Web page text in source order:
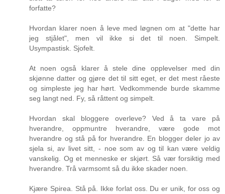
forfatte?
Hvordan klarer noen å leve med løgnen om at "dette har
jeg stjålet", men vil ikke si det til noen. Simpelt.
Usympastisk. Sjofelt.
At noen også klarer å stele dine opplevelser med din
skjønne datter og gjøre det til sitt eget, er det mest råeste
og simpleste jeg har hørt. Vedkommende burde skamme
seg langt ned. Fy, så råttent og simpelt.
Hvordan skal bloggere overleve? Ved å ta vare på
hverandre, oppmuntre hverandre, være gode mot
hverandre og stå på for hverandre. En blogger deler jo av
sjela si, av livet sitt, - noe som av og til kan være veldig
vanskelig. Og et menneske er skjørt. Så vær forsiktig med
hverandre. Trå varmsomt så du ikke skader noen.
Kjære Spirea. Stå på. Ikke forlat oss. Du er unik, for oss og